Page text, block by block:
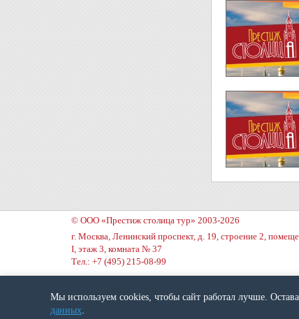
© ООО «Престиж столица тур» 2003-2026
г. Москва, Ленинский проспект, д. 19, строение 2,
I, этаж 3, комната № 37
Тел.: +7 (495) 215-08-99
Вход для сотрудников
Мы используем cookies, чтобы сайт работал лучше.
данных.